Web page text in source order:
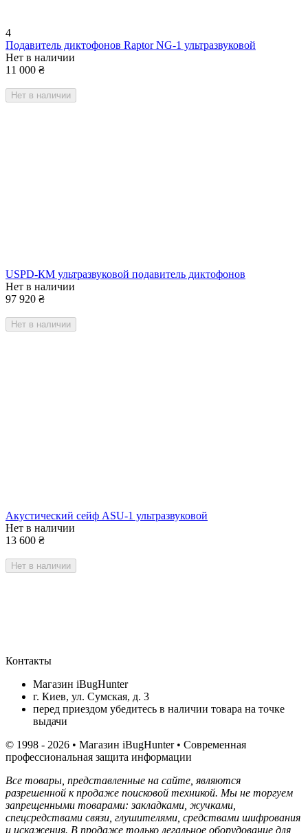
4
Подавитель диктофонов Raptor NG-1 ультразвуковой
Нет в наличии
11 000 ₴
Нет в наличии
USPD-КМ ультразвуковой подавитель диктофонов
Нет в наличии
97 920 ₴
Нет в наличии
Акустический сейф ASU-1 ультразвуковой
Нет в наличии
13 600 ₴
Нет в наличии
Контакты
Магазин iBugHunter
г. Киев, ул. Сумская, д. 3
перед приездом убедитесь в наличии товара на точке
выдачи
© 1998 - 2026 • Магазин iBugHunter • Современная
профессиональная защита информации
Все товары, представленные на сайте, являются
разрешенной к продаже поисковой техникой. Мы не торгуем
запрещенными товарами: закладками, жучками,
спецсредствами связи, глушителями, средствами шифрования
и искажения. В продаже только легальное оборудование для